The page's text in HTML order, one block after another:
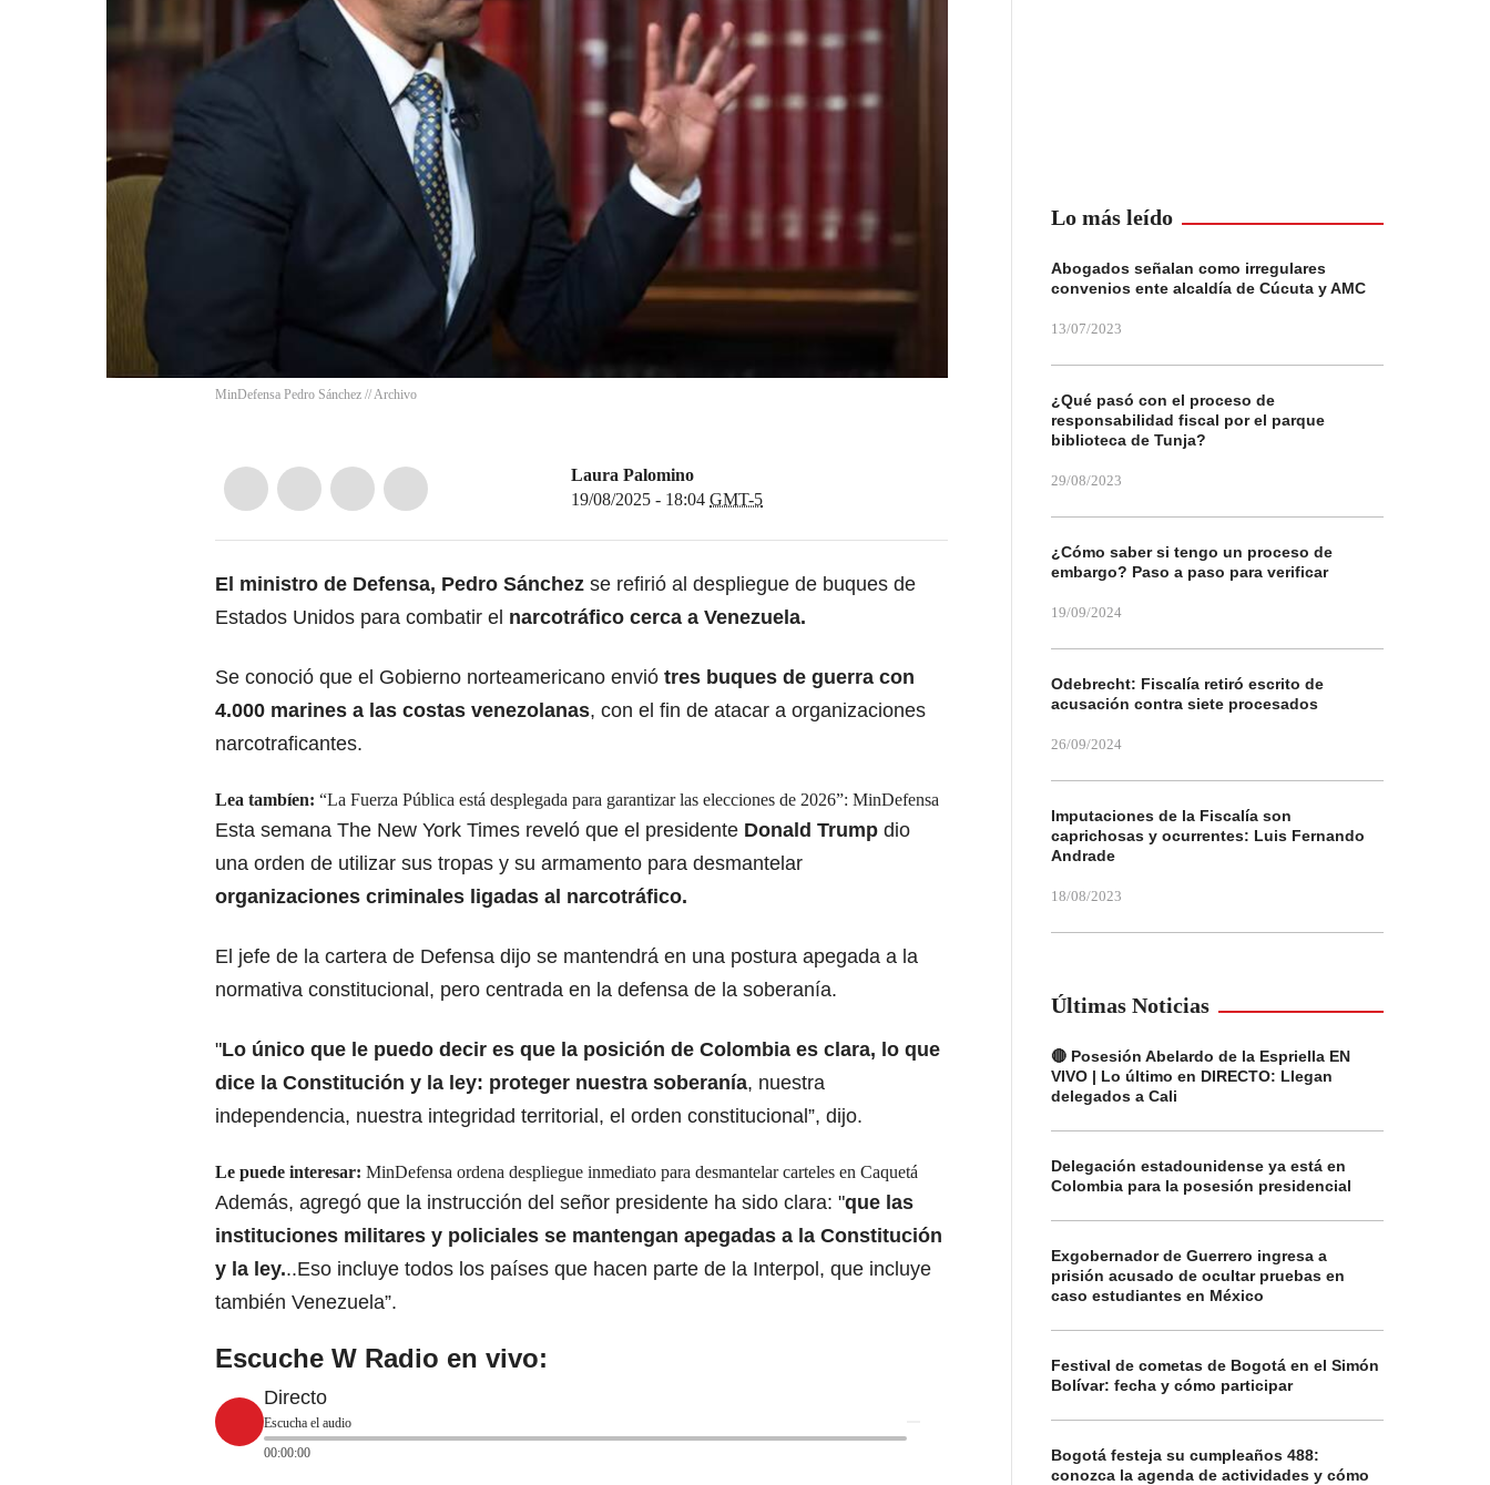
MinDefensa Pedro Sánchez // Archivo
Laura Palomino
19/08/2025 - 18:04 GMT-5
El ministro de Defensa, Pedro Sánchez se refirió al despliegue de buques de
Estados Unidos para combatir el narcotráfico cerca a Venezuela.
Se conoció que el Gobierno norteamericano envió tres buques de guerra con
4.000 marines a las costas venezolanas, con el fin de atacar a organizaciones
narcotraficantes.
Lea tambíen: “La Fuerza Pública está desplegada para garantizar las elecciones de 2026”: MinDefensa
Esta semana The New York Times reveló que el presidente Donald Trump dio
una orden de utilizar sus tropas y su armamento para desmantelar
organizaciones criminales ligadas al narcotráfico.
El jefe de la cartera de Defensa dijo se mantendrá en una postura apegada a la
normativa constitucional, pero centrada en la defensa de la soberanía.
"Lo único que le puedo decir es que la posición de Colombia es clara, lo que
dice la Constitución y la ley: proteger nuestra soberanía, nuestra
independencia, nuestra integridad territorial, el orden constitucional”, dijo.
Le puede interesar: MinDefensa ordena despliegue inmediato para desmantelar carteles en Caquetá
Además, agregó que la instrucción del señor presidente ha sido clara: "que las
instituciones militares y policiales se mantengan apegadas a la Constitución
y la ley...Eso incluye todos los países que hacen parte de la Interpol, que incluye
también Venezuela”.
Escuche W Radio en vivo:
Directo
Escucha el audio
00:00:00
Lo más leído
Abogados señalan como irregulares
convenios ente alcaldía de Cúcuta y AMC
13/07/2023
¿Qué pasó con el proceso de
responsabilidad fiscal por el parque
biblioteca de Tunja?
29/08/2023
¿Cómo saber si tengo un proceso de
embargo? Paso a paso para verificar
19/09/2024
Odebrecht: Fiscalía retiró escrito de
acusación contra siete procesados
26/09/2024
Imputaciones de la Fiscalía son
caprichosas y ocurrentes: Luis Fernando
Andrade
18/08/2023
Últimas Noticias
🔴 Posesión Abelardo de la Espriella EN
VIVO | Lo último en DIRECTO: Llegan
delegados a Cali
Delegación estadounidense ya está en
Colombia para la posesión presidencial
Exgobernador de Guerrero ingresa a
prisión acusado de ocultar pruebas en
caso estudiantes en México
Festival de cometas de Bogotá en el Simón
Bolívar: fecha y cómo participar
Bogotá festeja su cumpleaños 488:
conozca la agenda de actividades y cómo